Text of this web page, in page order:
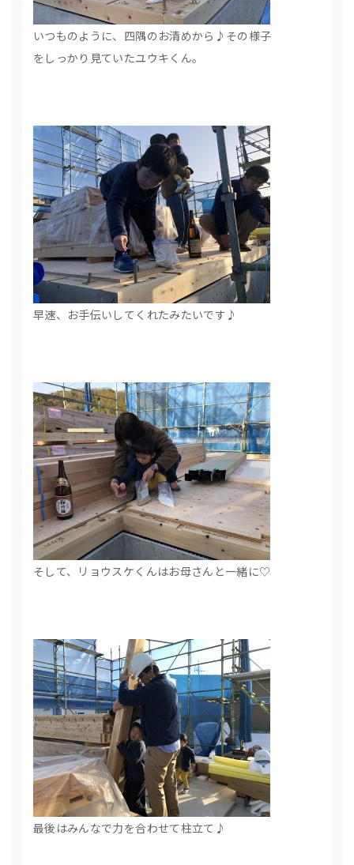
いつものように、四隅のお清めから♪その様子
をしっかり見ていたユウキくん。
早速、お手伝いしてくれたみたいです♪
そして、リョウスケくんはお母さんと一緒に♡
最後はみんなで力を合わせて柱立て♪